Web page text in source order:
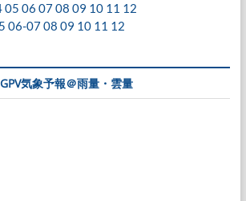
05 06 0708 09 10 11 12
06-0708 09 10 11 12
GPV気象予報＠雨量・雲量